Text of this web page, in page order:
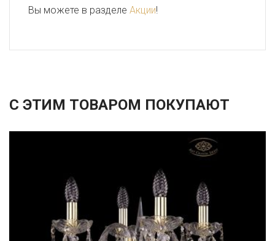
Вы можете в разделе Акции!
С ЭТИМ ТОВАРОМ ПОКУПАЮТ